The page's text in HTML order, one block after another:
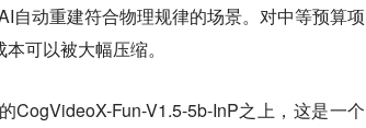
自动重建符合物理规律的场景。对中等预算项
可以被大幅压缩。
CogVideoX-Fun-V1.5-5b-InP之上，这是一个